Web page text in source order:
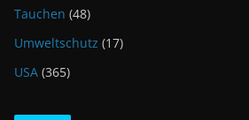
Tauchen (48)
Umweltschutz (17)
USA (365)